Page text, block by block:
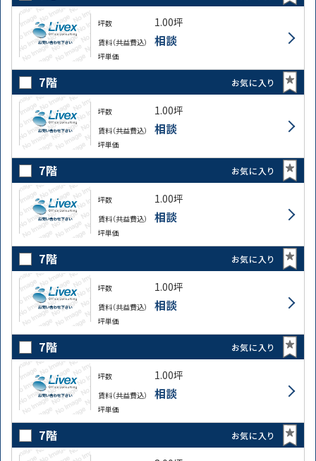
坪数 1.00坪
賃料（共益費込） 相談
坪単価
7階 お気に入り
坪数 1.00坪
賃料（共益費込） 相談
坪単価
7階 お気に入り
坪数 1.00坪
賃料（共益費込） 相談
坪単価
7階 お気に入り
坪数 1.00坪
賃料（共益費込） 相談
坪単価
7階 お気に入り
坪数 1.00坪
賃料（共益費込） 相談
坪単価
7階 お気に入り